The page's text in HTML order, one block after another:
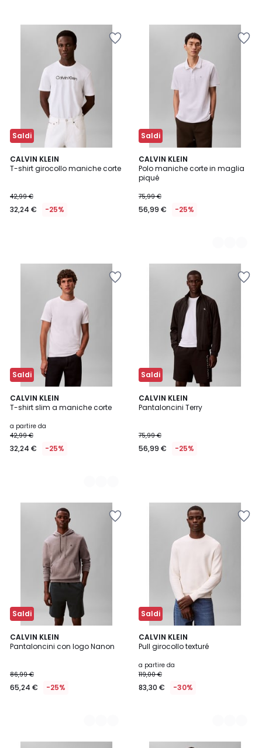
Saldi
CALVIN KLEIN
T-shirt girocollo maniche corte
42,99 €
32,24 € -25%
Saldi
CALVIN KLEIN
Polo maniche corte in maglia
piqué
75,99 €
56,99 € -25%
4
Colori
Saldi
CALVIN KLEIN
T-shirt slim a maniche corte
a partire da
42,99 €
32,24 € -25%
4
Colori
Saldi
CALVIN KLEIN
Pantaloncini Terry
75,99 €
56,99 € -25%
Saldi
CALVIN KLEIN
Pantaloncini con logo Nanon
86,99 €
65,24 € -25%
2
Colori
Saldi
CALVIN KLEIN
Pull girocollo texturé
a partire da
119,00 €
83,30 € -30%
2
Colori